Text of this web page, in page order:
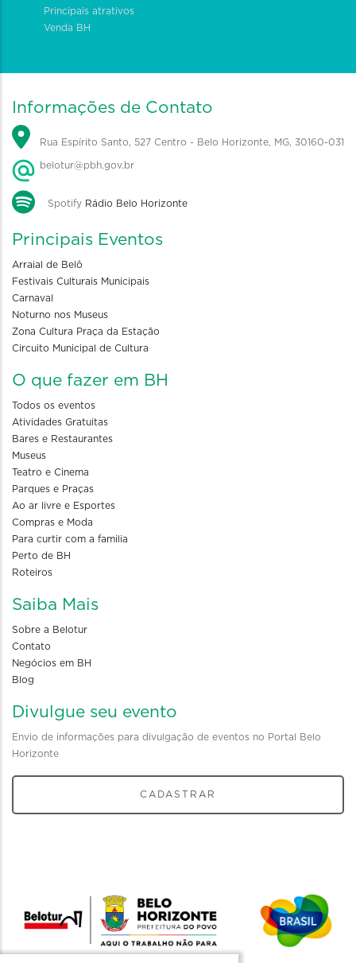
Principais atrativos
Venda BH
Informações de Contato
Rua Espírito Santo, 527 Centro - Belo Horizonte, MG, 30160-031
belotur@pbh.gov.br
Spotify Rádio Belo Horizonte
Principais Eventos
Arraial de Belô
Festivais Culturais Municipais
Carnaval
Noturno nos Museus
Zona Cultura Praça da Estação
Circuito Municipal de Cultura
O que fazer em BH
Todos os eventos
Atividades Gratuitas
Bares e Restaurantes
Museus
Teatro e Cinema
Parques e Praças
Ao ar livre e Esportes
Compras e Moda
Para curtir com a familia
Perto de BH
Roteiros
Saiba Mais
Sobre a Belotur
Contato
Negócios em BH
Blog
Divulgue seu evento
Envio de informações para divulgação de eventos no Portal Belo
Horizonte
CADASTRAR